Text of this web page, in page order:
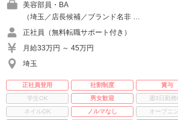
美容部員・BA
（埼玉／店長候補／ブランド名非 …
正社員（無料転職サポート付き）
月給33万円 ～ 45万円
埼玉
正社員登用 社割制度 賞与
学生OK
男女歓迎 週3日勤務
ネイルOK
ノルマなし オープニ